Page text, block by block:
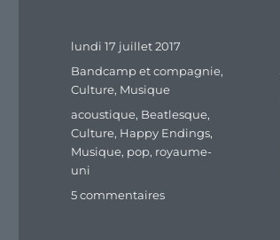
Publié
lundi 17 juillet 2017
Catégories
Bandcamp et compagnie,
Culture, Musique
Étiquettes
acoustique, Beatlesque,
Culture, Happy Endings,
Musique, pop, royaume-
uni
5 commentairessur